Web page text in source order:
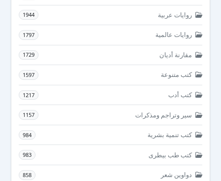
روايات عربية 1944
روايات عالمية 1797
مقارنة أديان 1729
كتب متنوعة 1597
كتب أدب 1217
سير وتراجم ومذكرات 1157
كتب تنمية بشرية 984
كتب طب بيطرى 983
دواوين شعر 858